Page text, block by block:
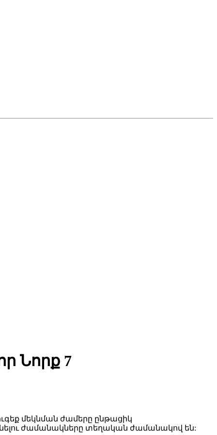
Նորք 7
մեկնման ժամերը ընթացիկ
ժամանակները տեղական ժամանակով են: